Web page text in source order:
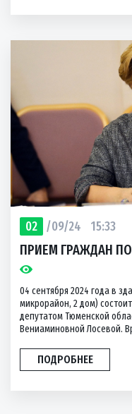
02 /09/24 15:33
ПРИЕМ ГРАЖДАН
04 сентября 2024 года в
микрорайон, 2 дом)
депутатом Тюменской
Вениаминовной Лосевой.
ПОДРОБНЕЕ